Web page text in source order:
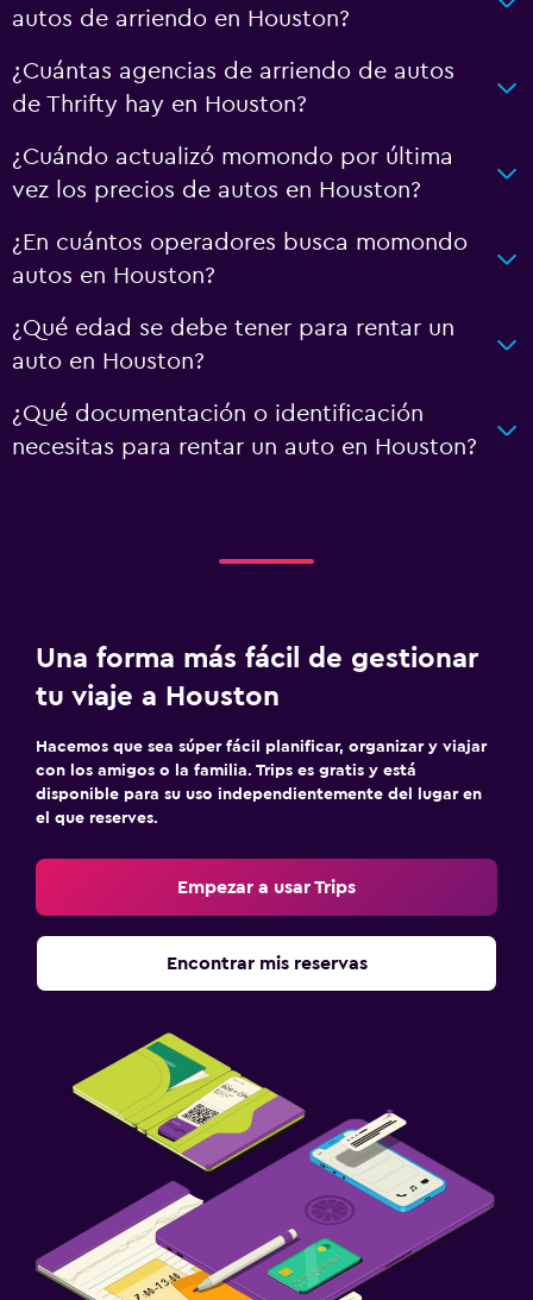
autos de arriendo en Houston?
¿Cuántas agencias de arriendo de autos
de Thrifty hay en Houston?
¿Cuándo actualizó momondo por última
vez los precios de autos en Houston?
¿En cuántos operadores busca momondo
autos en Houston?
¿Qué edad se debe tener para rentar un
auto en Houston?
¿Qué documentación o identificación
necesitas para rentar un auto en Houston?
Una forma más fácil de gestionar
tu viaje a Houston
Hacemos que sea súper fácil planificar, organizar y viajar
con los amigos o la familia. Trips es gratis y está
disponible para su uso independientemente del lugar en
el que reserves.
Empezar a usar Trips
Encontrar mis reservas